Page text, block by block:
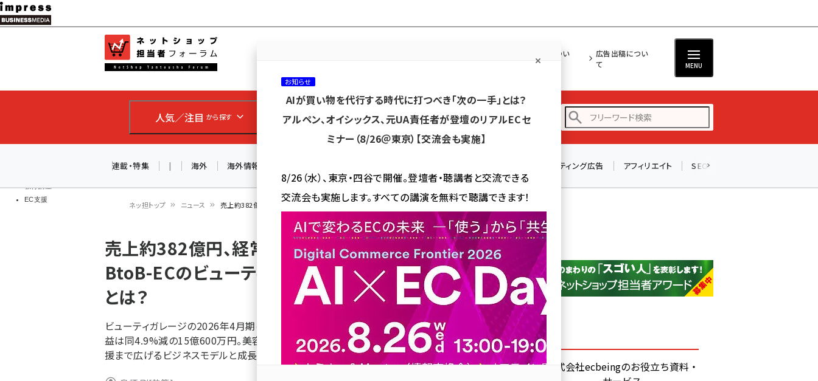
メ
イ
ン
ツ
移
教育講座
EC支援
ネッ担につい
広告出稿につい
て
MENU
人気／注目 から探す カテゴリ／種別 から探す セミナー／イベント から探す
アスクル (1119)
base (1077)
連載・特集 | 海外 海外情報 リスティング広告 アフィリエイト SEO
ン
く
ず
ネッ担トップ ニュース 売上約382億円、経常利益15億円の美容業界向けBtoB-ECのビューティガレージ、そのビジネスモデルとは？
売上約382億円、経常利益15億円の美容業界向け
BtoB-ECのビューティガレージ、そのビジネスモデル
とは？
ビューティガレージの2026年4月期は、売上高が前期比13.3%増の381億9700万円、経常利
益は同4.9%減の15億600万円。美容業界向けBtoB-ECを中核に、店舗設計や開業・経営支
援まで広げるビジネスモデルと成長余地を整理する。
お知らせ
AIが買い物を代行する時代に打つべき「次の一手」とは？
アルペン、オイシックス、元UA責任者が登壇のリアルECセ
ミナー（8/26＠東京）【交流会も実施】
8/26（水）、東京・四谷で開催。登壇者・聴講者と交流できる
交流会も実施します。すべての講演を無料で聴講できます！